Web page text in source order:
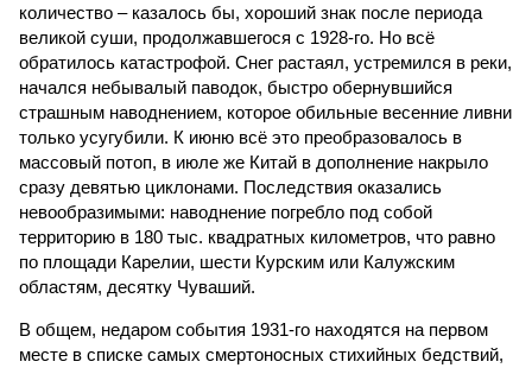
количество – казалось бы, хороший знак после периода
великой суши, продолжавшегося с 1928-го. Но всё
обратилось катастрофой. Снег растаял, устремился в реки,
начался небывалый паводок, быстро обернувшийся
страшным наводнением, которое обильные весенние ливни
только усугубили. К июню всё это преобразовалось в
массовый потоп, в июле же Китай в дополнение накрыло
сразу девятью циклонами. Последствия оказались
невообразимыми: наводнение погребло под собой
территорию в 180 тыс. квадратных километров, что равно
по площади Карелии, шести Курским или Калужским
областям, десятку Чуваший.
В общем, недаром события 1931-го находятся на первом
месте в списке самых смертоносных стихийных бедствий,